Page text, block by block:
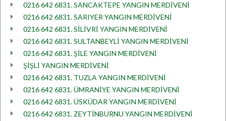
0216 642 6831. SANCAKTEPE YANGIN MERDİVENİ
0216 642 6831. SARIYER YANGIN MERDİVENİ
0216 642 6831. SİLİVRİ YANGIN MERDİVENİ
0216 642 6831. SULTANBEYLİ YANGIN MERDİVENİ
0216 642 6831. ŞİLE YANGIN MERDİVENİ
ŞİŞLİ YANGIN MERDİVENİ
0216 642 6831. TUZLA YANGIN MERDİVENİ
0216 642 6831. ÜMRANİYE YANGIN MERDİVENİ
0216 642 6831. ÜSKÜDAR YANGIN MERDİVENİ
0216 642 6831. ZEYTİNBURNU YANGIN MERDİVENİ